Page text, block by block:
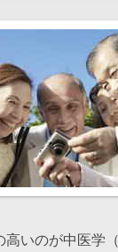
高いのが中医学